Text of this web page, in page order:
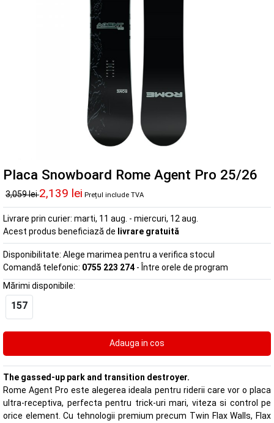
Placa Snowboard Rome Agent Pro 25/26
3,059 lei2,139 lei Prețul include TVA
Livrare prin curier: marti, 11 aug. - miercuri, 12 aug.
Acest produs beneficiază de livrare gratuită
Disponibilitate: Alege marimea pentru a verifica stocul
Comandă telefonic: 0755 223 274 - Între orele de program
Mărimi disponibile:
157
The gassed-up park and transition destroyer.
Rome Agent Pro este alegerea ideala pentru riderii care vor o placa
ultra-receptiva, perfecta pentru trick-uri mari, viteza si control pe
orice element. Cu tehnologii premium precum Twin Flax Walls, Flax